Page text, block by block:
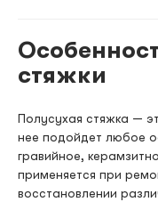
стяжки
Полусухая стяжка —
нее подойдет любое
гравийное,
применяется при
восстановлении